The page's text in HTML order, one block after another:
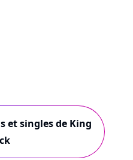
et singles de King